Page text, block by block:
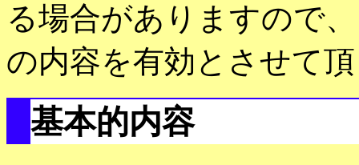
る場合がありますので
の内容を有効とさせて
基本的内容